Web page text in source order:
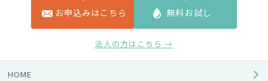
お申込みはこちら 無料お試し
法人の方はこちら →
HOME